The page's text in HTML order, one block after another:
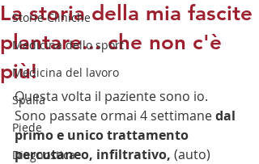
Storie Cliniche
Medicina dello sport
Medicina del lavoro
Spalla
Piede
Diagnostica
La storia della mia fascite
plantare... che non c'è
più!
Questa volta il paziente sono io.
Sono passate ormai 4 settimane dal
primo e unico trattamento
percutaneo, infiltrativo, (auto)